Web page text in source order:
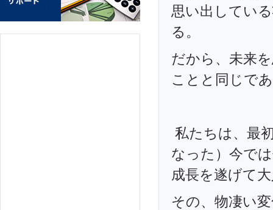
思い出してい
る。
だから、未来
ことと同じで
私たちは、最
なった）今で
成長を遂げて
その、物凄い